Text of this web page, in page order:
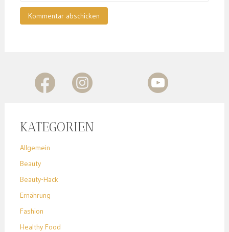
KATEGORIEN
Allgemein
Beauty
Beauty-Hack
Ernährung
Fashion
Healthy Food